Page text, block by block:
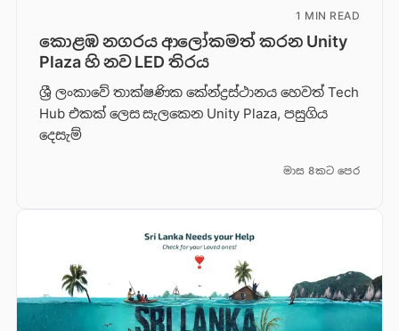
1 MIN READ
කොළඹ නගරය ආලෝකමත් කරන Unity
Plaza හි නව LED තිරය
ශ්‍රී ලංකාවේ තාක්ෂණික කේන්ද්‍රස්ථානය හෙවත් Tech
Hub එකක් ලෙස සැලකෙන Unity Plaza, පසුගිය
දෙසැම්
මාස 8කට පෙර